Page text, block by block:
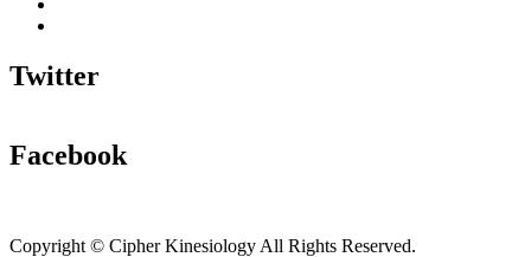
Twitter
Facebook
Copyright © Cipher Kinesiology All Rights Reserved.